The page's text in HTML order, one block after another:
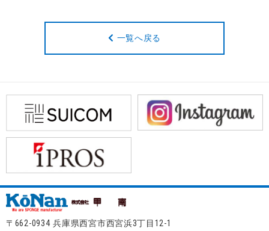
一覧へ戻る
〒662-0934 兵庫県西宮市西宮浜3丁目12-1